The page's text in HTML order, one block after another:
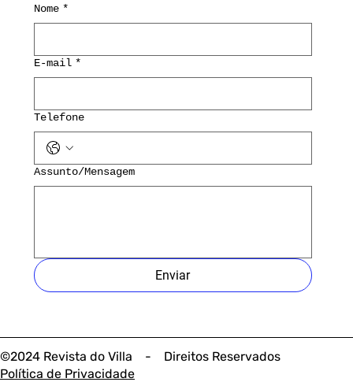
©2024 Revista do Villa - Direitos Reservados
Política de Privacidade
Nome *
E-mail *
Telefone
Assunto/Mensagem
Enviar